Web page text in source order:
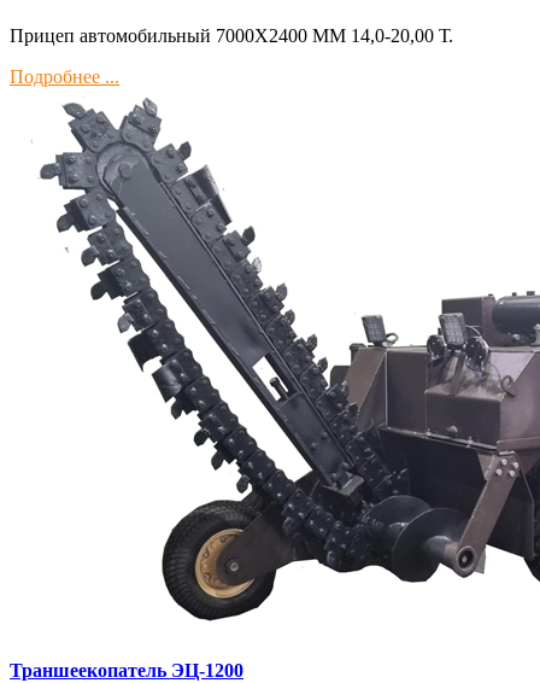
Прицеп автомобильный 7000Х2400 ММ 14,0-20,00 Т.
Подробнее ...
Траншеекопатель ЭЦ-1200